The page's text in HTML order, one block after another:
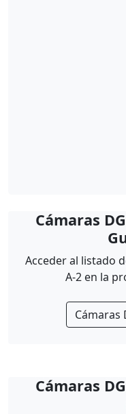
Cámaras
Acceder al listado
A-2 en la
Cámaras
Cámaras